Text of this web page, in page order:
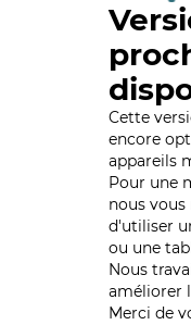
Cette
encore
appareils
Pour une
nous
d'utiliser
ou une
Nous
améliorer
Merci de